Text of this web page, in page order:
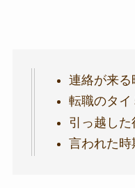
連絡が来る
転職のタイ
引っ越し
言われた時